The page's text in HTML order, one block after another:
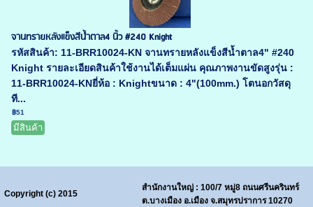
จานทรายหลังแข็งสีน้ำตาล4 นิ้ว #240 Knight
รหัสสินค้า: 11-BRR10024-KN จานทรายหลังแข็งสีน้ำตาล4" #240
Knight รายละเอียดสินค้าใช้งานได้เต็มแผ่น คุณภาพงานขัดสูงรุ่น :
11-BRR10024-KNยี่ห้อ : Knightขนาด : 4"(100mm.) โตนอกวัสดุ
ที...
฿51
มีสินค้า
Copyright (c) 2015
สำนักงานใหญ่ : 100/7 หมู่8 ถนนศรีนครินทร์
ต.บางเมือง อ.เมือง จ.สมุทรปราการ 10270